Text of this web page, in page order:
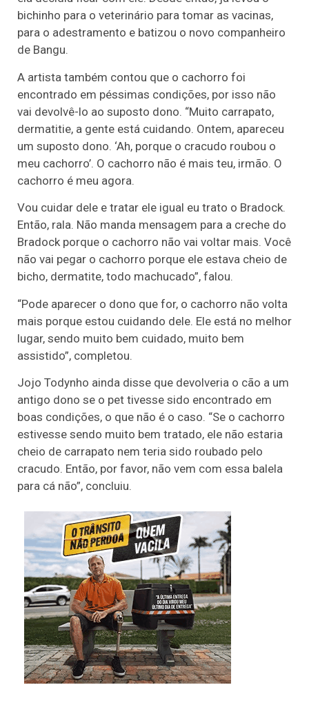
bichinho para o veterinário para tomar as vacinas,
para o adestramento e batizou o novo companheiro
de Bangu.
A artista também contou que o cachorro foi
encontrado em péssimas condições, por isso não
vai devolvê-lo ao suposto dono. “Muito carrapato,
dermatitie, a gente está cuidando. Ontem, apareceu
um suposto dono. ‘Ah, porque o cracudo roubou o
meu cachorro’. O cachorro não é mais teu, irmão. O
cachorro é meu agora.
Vou cuidar dele e tratar ele igual eu trato o Bradock.
Então, rala. Não manda mensagem para a creche do
Bradock porque o cachorro não vai voltar mais. Você
não vai pegar o cachorro porque ele estava cheio de
bicho, dermatite, todo machucado”, falou.
“Pode aparecer o dono que for, o cachorro não volta
mais porque estou cuidando dele. Ele está no melhor
lugar, sendo muito bem cuidado, muito bem
assistido”, completou.
Jojo Todynho ainda disse que devolveria o cão a um
antigo dono se o pet tivesse sido encontrado em
boas condições, o que não é o caso. “Se o cachorro
estivesse sendo muito bem tratado, ele não estaria
cheio de carrapato nem teria sido roubado pelo
cracudo. Então, por favor, não vem com essa balela
para cá não”, concluiu.